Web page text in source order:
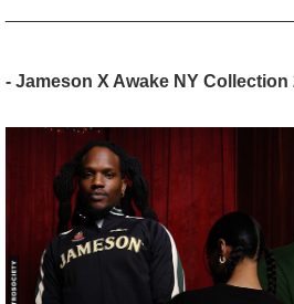
- Jameson X Awake NY Collection